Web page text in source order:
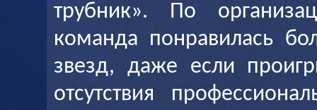
трубник». По
команда понравилась
звезд, даже если
отсутствия